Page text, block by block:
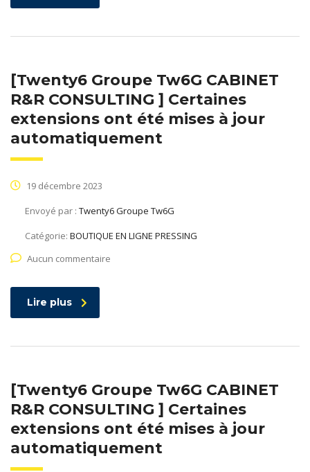
[Twenty6 Groupe Tw6G CABINET
R&R CONSULTING ] Certaines
extensions ont été mises à jour
automatiquement
19 décembre 2023
Envoyé par : Twenty6 Groupe Tw6G
Catégorie: BOUTIQUE EN LIGNE PRESSING
Aucun commentaire
Lire plus
[Twenty6 Groupe Tw6G CABINET
R&R CONSULTING ] Certaines
extensions ont été mises à jour
automatiquement